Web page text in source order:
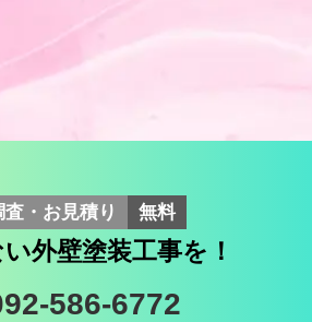
・お見積り 無料
外壁塗装工事を！
586-6772